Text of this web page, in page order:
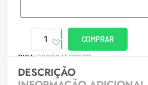
COMPRAR
SKU: 8000045SPERB
DESCRIÇÃO